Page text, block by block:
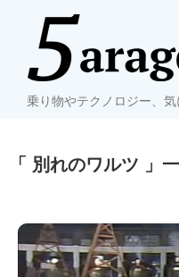
乗り物やテクノロジー、
「 別れのワルツ 」